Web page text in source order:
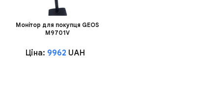
Монітор для покупця GEOS
M9701V
Ціна: 9962 UAH